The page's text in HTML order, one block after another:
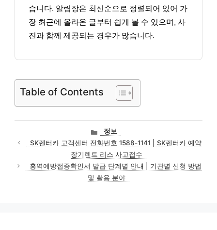
습니다. 알림장은 최신순으로 정렬되어 있어 가
장 최근에 올라온 글부터 쉽게 볼 수 있으며, 사
진과 함께 제공되는 경우가 많습니다.
Table of Contents
카
테
고
리
정보
SK렌터카 고객센터 전화번호 1588-1141 | SK렌터카 예약
장기렌트 리스 사고접수
홍역예방접종확인서 발급 단계별 안내 | 기관별 신청 방법
및 활용 분야